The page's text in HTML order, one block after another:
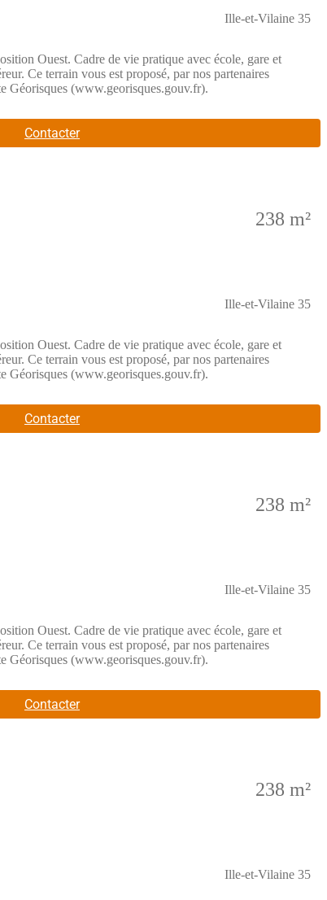
Ille-et-Vilaine 35
Ouest. Cadre de vie pratique avec école, gare et
Ce terrain vous est proposé, par nos partenaires
Géorisques (www.georisques.gouv.fr).
Contacter
238 m²
Ille-et-Vilaine 35
Ouest. Cadre de vie pratique avec école, gare et
Ce terrain vous est proposé, par nos partenaires
Géorisques (www.georisques.gouv.fr).
Contacter
238 m²
Ille-et-Vilaine 35
Ouest. Cadre de vie pratique avec école, gare et
Ce terrain vous est proposé, par nos partenaires
Géorisques (www.georisques.gouv.fr).
Contacter
238 m²
Ille-et-Vilaine 35